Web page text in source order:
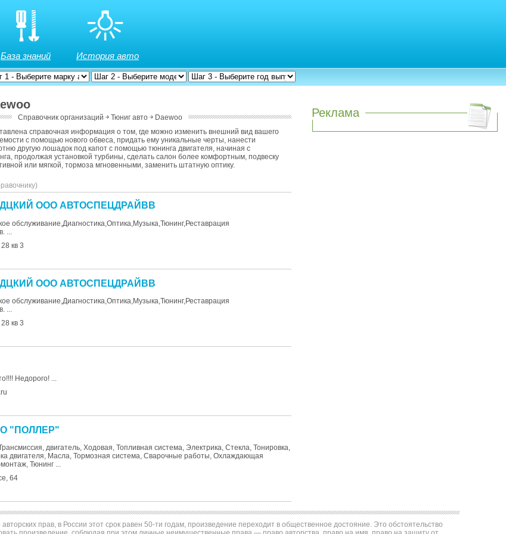
База знаний История авто
Справочник организаций￫ Тюниг авто￫ Daewoo
справочная информация о том, где можно изменить внешний вид вашего
с помощью нового обвеса, придать ему уникальные черты, нанести
другую лошадок под капот с помощью тюнинга двигателя, начиная с
продолжая установкой турбины, сделать салон более комфортным, подвеску
или мягкой, тормоза мгновенными, заменить штатную оптику.
ООО АВТОСПЕЦДРАЙВВ
обслуживание,Диагностика,Оптика,Музыка,Тюнинг,Реставрация
...
кв 3
ООО АВТОСПЕЦДРАЙВВ
обслуживание,Диагностика,Оптика,Музыка,Тюнинг,Реставрация
...
кв 3
Недорого! ...
"ПОЛЛЕР"
двигатель, Ходовая, Топливная система, Электрика, Стекла, Тонировка,
двигателя, Масла, Тормозная система, Сварочные работы, Охлаждающая
Тюнинг ...
64
Реклама
прав, в России этот срок равен 50-ти годам, произведение переходит в общественное достояние. Это обстоятельство